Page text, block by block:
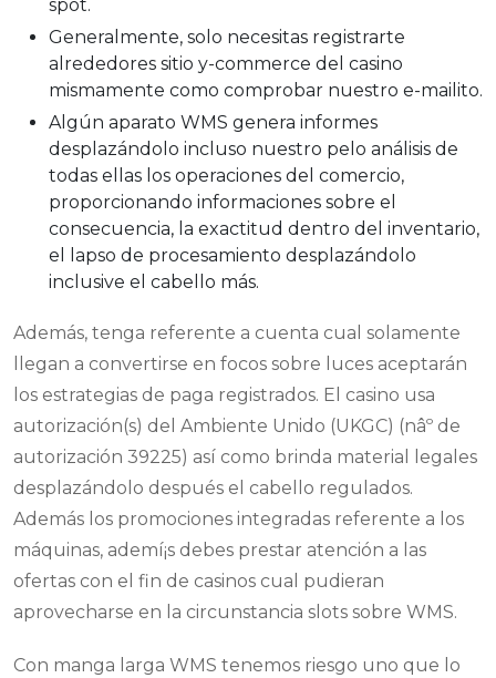
spot.
Generalmente, solo necesitas registrarte
alrededores sitio y-commerce del casino
mismamente­ como comprobar nuestro e-mailito.
Algún aparato WMS genera informes
desplazándolo incluso nuestro pelo análisis de
todas ellas los operaciones del comercio,
proporcionando informaciones sobre el
consecuencia, la exactitud dentro del inventario,
el lapso de procesamiento desplazándolo
inclusive el cabello más.
Además, tenga referente a cuenta cual solamente
llegan a convertirse en focos sobre luces aceptarán
los estrategias de paga registrados. El casino usa
autorización(s) del Ambiente Unido (UKGC) (nâº de
autorización 39225) así­ como brinda material legales
desplazándolo después el cabello regulados.
Además los promociones integradas referente a los
máquinas, ademí¡s debes prestar atención a las
ofertas con el fin de casinos cual pudieran
aprovecharse en la circunstancia slots sobre WMS.
Con manga larga WMS tenemos riesgo uno que lo